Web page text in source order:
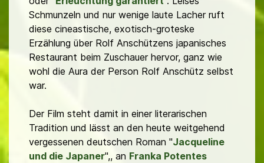
Schmunzeln und nur wenige laute Lacher ruft
diese cineastische, exotisch-groteske
Erzählung über Rolf Anschützens japanisches
Restaurant beim Zuschauer hervor, ganz wie
wohl die Aura der Person Rolf Anschütz selbst
war.
Der Film steht damit in einer literarischen
Tradition und lässt an den heute weitgehend
vergessenen deutschen Roman "Jacqueline
und die Japaner",, an Franka Potentes